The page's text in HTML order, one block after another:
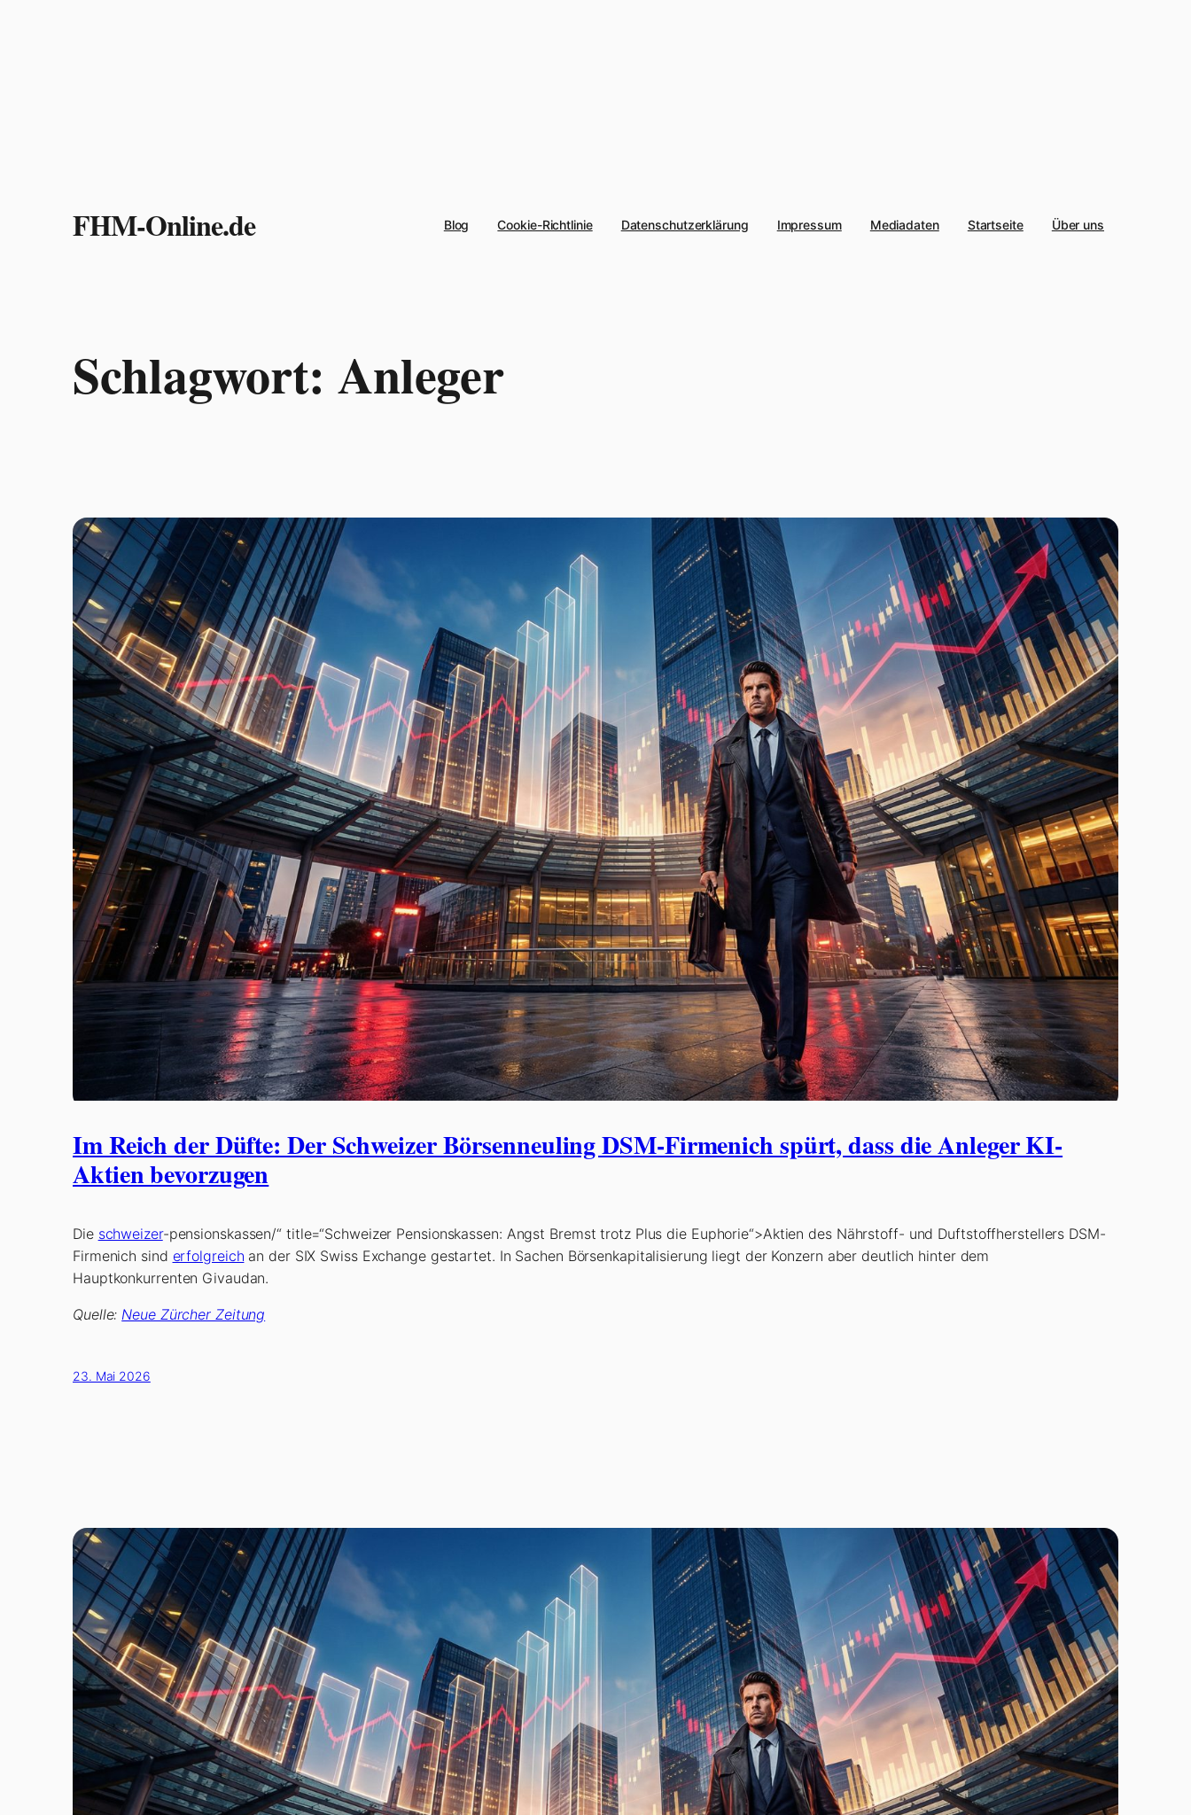
springenFHM-Online.de Blog Cookie-Richtlinie Datenschutzerklärung Impressum Mediadaten Startseite Über uns
Schlagwort: Anleger
Im Reich der Düfte: Der Schweizer Börsenneuling DSM-Firmenich spürt, dass die Anleger KI-
Aktien bevorzugen
Die schweizer-pensionskassen/“ title=“Schweizer Pensionskassen: Angst Bremst trotz Plus die Euphorie“>Aktien des Nährstoff- und Duftstoffherstellers DSM-
Firmenich sind erfolgreich an der SIX Swiss Exchange gestartet. In Sachen Börsenkapitalisierung liegt der Konzern aber deutlich hinter dem
Hauptkonkurrenten Givaudan.
Quelle:Neue Zürcher Zeitung
23. Mai 2026